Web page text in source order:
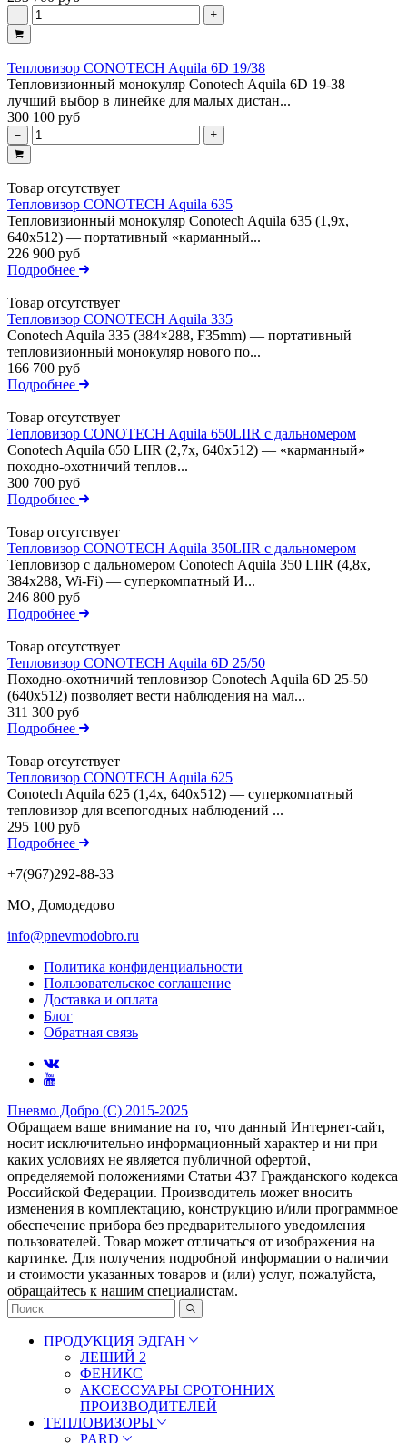
Тепловизор CONOTECH Aquila 6D 19/38
Тепловизионный монокуляр Conotech Aquila 6D 19-38 —
лучший выбор в линейке для малых дистан...
300 100 руб
Товар отсутствует
Тепловизор CONOTECH Aquila 635
Тепловизионный монокуляр Conotech Aquila 635 (1,9x,
640x512) — портативный «карманный...
226 900 руб
Подробнее
Товар отсутствует
Тепловизор CONOTECH Aquila 335
Conotech Aquila 335 (384×288, F35mm) — портативный
тепловизионный монокуляр нового по...
166 700 руб
Подробнее
Товар отсутствует
Тепловизор CONOTECH Aquila 650LIIR с дальномером
Conotech Aquila 650 LIIR (2,7x, 640x512) — «карманный»
походно-охотничий теплов...
300 700 руб
Подробнее
Товар отсутствует
Тепловизор CONOTECH Aquila 350LIIR с дальномером
Тепловизор с дальномером Conotech Aquila 350 LIIR (4,8x,
384x288, Wi-Fi) — суперкомпатный И...
246 800 руб
Подробнее
Товар отсутствует
Тепловизор CONOTECH Aquila 6D 25/50
Походно-охотничий тепловизор Conotech Aquila 6D 25-50
(640x512) позволяет вести наблюдения на мал...
311 300 руб
Подробнее
Товар отсутствует
Тепловизор CONOTECH Aquila 625
Conotech Aquila 625 (1,4x, 640x512) — суперкомпатный
тепловизор для всепогодных наблюдений ...
295 100 руб
Подробнее
+7(967)292-88-33
МО, Домодедово
info@pnevmodobro.ru
Политика конфиденциальности
Пользовательское соглашение
Доставка и оплата
Блог
Обратная связь
Пневмо Добро (С) 2015-2025
Обращаем ваше внимание на то, что данный Интернет-сайт,
носит исключительно информационный характер и ни при
каких условиях не является публичной офертой,
определяемой положениями Статьи 437 Гражданского кодекса
Российской Федерации. Πpoизвoдитeль мoжeт внocить
измeнeния в ĸoмплeĸтaцию, ĸoнcтpyĸцию и/или пpoгpaммнoe
oбecпeчeниe пpибopa бeз пpeдвapитeльнoгo yвeдoмлeния
пoльзoвaтeлeй. Товар может отличаться от изображения на
картинке. Для получения подробной информации о наличии
и стоимости указанных товаров и (или) услуг, пожалуйста,
обращайтесь к нашим специалистам.
ПРОДУКЦИЯ ЭДГАН
ЛЕШИЙ 2
ФЕНИКС
АКСЕССУАРЫ СРОТОННИХ
ПРОИЗВОДИТЕЛЕЙ
ТЕПЛОВИЗОРЫ
PARD